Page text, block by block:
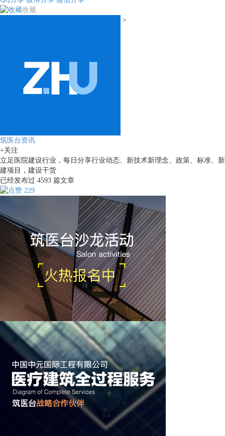
收藏
>
筑医台资讯
+关注
立足医院建设行业，每日分享行业动态、新技术新理念、政策、标准、新
建项目，建设干货
已经发布过 4593 篇文章
229